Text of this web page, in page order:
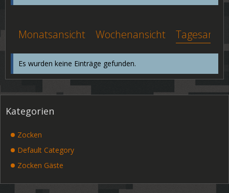
Monatsansicht Wochenansicht
Es wurden keine Einträge gefunden.
Kategorien
Zocken
Default Category
Zocken Gäste